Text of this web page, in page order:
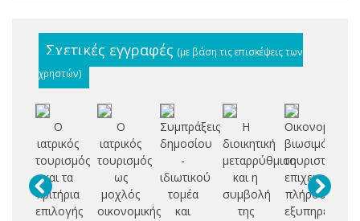
Σχετικές εγγραφές (με βάση τις επισκέψεις των
χρηστών)
Ο
ιατρικός
τουρισμός
και τα
κριτήρια
επιλογής
Ο
ιατρικός
τουρισμός
ως
μοχλός
οικονομικής
Συμπράξεις
δημοσίου
-
ιδιωτικού
τομέα
και
Η
διοικητική
μεταρρύθμιση
και η
συμβολή
της
Οικονομική
βιωσιμότητα
τουριστικών
επιχειρήσεων
πλήρους
εξυπηρέτησης